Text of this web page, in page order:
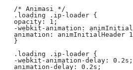
/* Animasi */
.loading .ip-loader {
opacity: 1;
-webkit-animation:
animation: animInitialHeader
}
.loading .ip-loader {
-webkit-animation-delay: 0.2s;
animation-delay: 0.2s;